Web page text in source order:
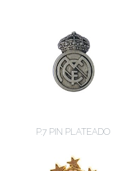
P.7 PIN PLATEADO